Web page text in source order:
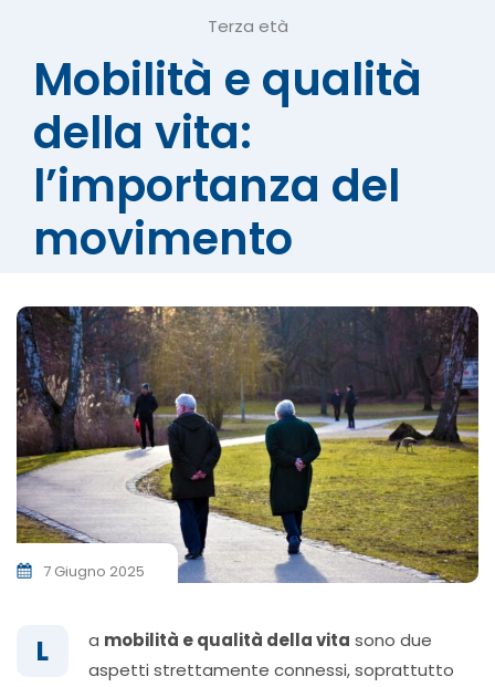
Terza età
Mobilità e qualità
della vita:
l’importanza del
movimento
7 Giugno 2025
L a mobilità e qualità della vita sono due
aspetti strettamente connessi, soprattutto